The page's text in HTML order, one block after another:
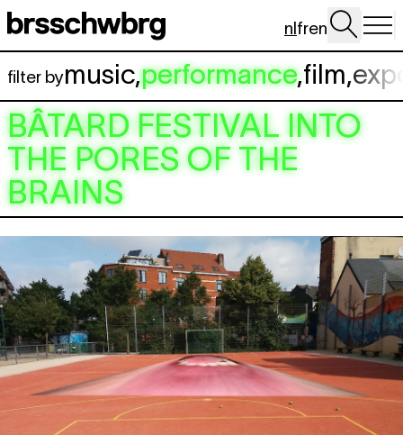
Spring naar hoofdinhoud
nlfren
filter bymusic,performance,film,
BÂTARD FESTIVAL INTO
THE PORES OF THE
BRAINS